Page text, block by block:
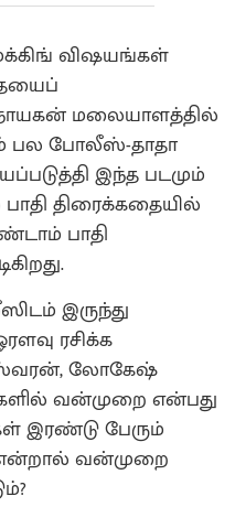
விஷயங்கள்
மலையாளத்தில்
பல போலீஸ்-தாதா
இந்த படமும்
திரைக்கதையில்
பாதி
இருந்து
ரசிக்க
லோகேஷ்
வன்முறை என்பது
இரண்டு பேரும்
என்றால் வன்முறை